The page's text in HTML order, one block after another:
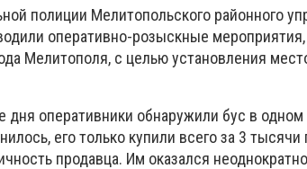
полиции Мелитопольского районного
оперативно-розыскные
Мелитополя, с целью установления
дня оперативники обнаружили бус в
его только купили всего за 3
продавца. Им оказался